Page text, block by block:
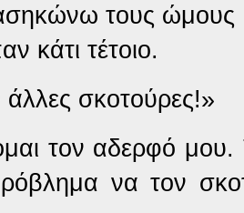
τους ώμους
κάτι τέτοιο.
σκοτούρες!»
τον αδερφό
να τον